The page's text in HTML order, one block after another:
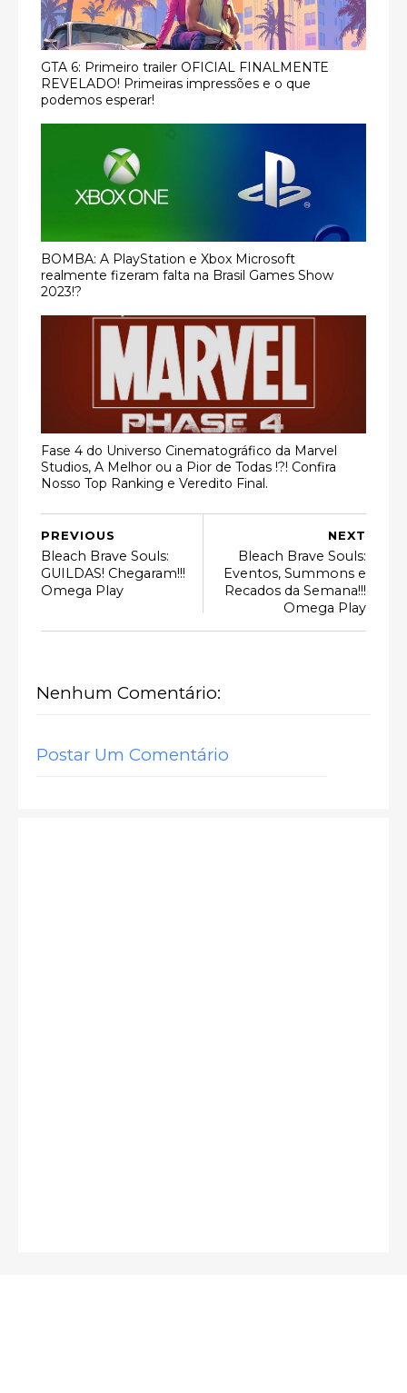
GTA 6: Primeiro trailer OFICIAL FINALMENTE
REVELADO! Primeiras impressões e o que
podemos esperar!
BOMBA: A PlayStation e Xbox Microsoft
realmente fizeram falta na Brasil Games Show
2023!?
Fase 4 do Universo Cinematográfico da Marvel
Studios, A Melhor ou a Pior de Todas !?! Confira
Nosso Top Ranking e Veredito Final.
NEXT
Bleach Brave Souls:
Eventos, Summons e
Recados da Semana!!!
Omega Play
PREVIOUS
Bleach Brave Souls:
GUILDAS! Chegaram!!!
Omega Play
Nenhum Comentário:
Postar Um Comentário